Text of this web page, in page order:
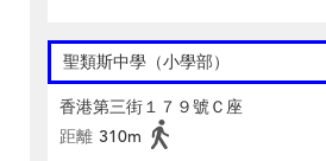
聖類斯中學（小學部）
香港第三街１７９號Ｃ座
距離 310m